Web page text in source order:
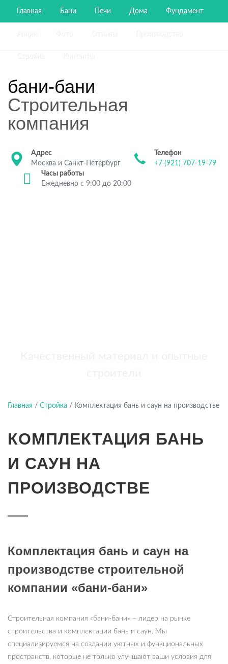
Главная Бани Печи Дома Фундамент
бани-бани
Строительная
компания
Адрес
Москва и Санкт-Петербург
Телефон
+7 (921) 707-19-79
Часы работы
Ежедневно с 9:00 до 20:00
Главная / Стройка / Комплектация бань и саун на производстве
КОМПЛЕКТАЦИЯ БАНЬ
И САУН НА
ПРОИЗВОДСТВЕ
Комплектация бань и саун на
производстве строительной
компании «бани-бани»
Строительная компания «бани-бани» – лидер на рынке
строительства и комплектации бань и саун. Мы
специализируемся на создании уютных и функциональных
пространств, которые не только улучшают ваши условия для